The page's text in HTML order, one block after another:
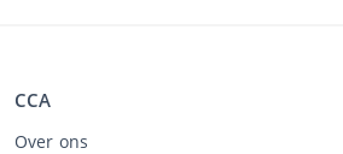
CCA
Over ons